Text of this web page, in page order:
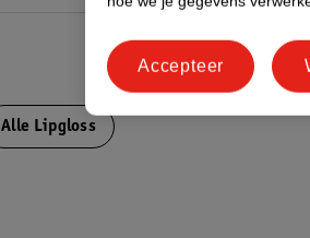
Alle Lipgloss
Accepteer